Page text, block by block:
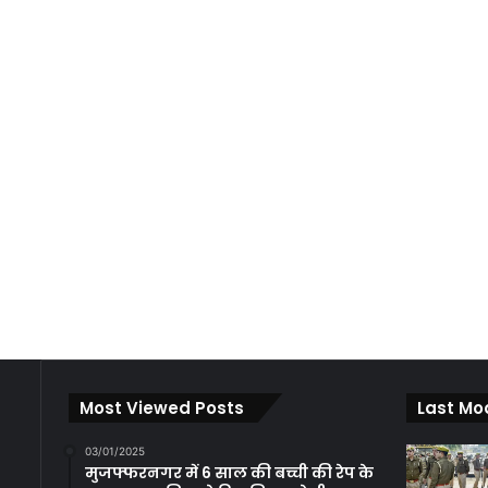
Most Viewed Posts
03/01/2025
मुजफ्फरनगर में 6 साल की बच्ची की रेप के
Last